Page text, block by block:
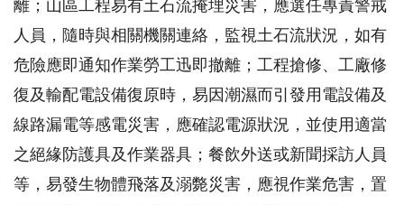
離；山區工程易有土石流掩埋災害，應選任專責警戒
人員，隨時與相關機關連絡，監視土石流狀況，如有
危險應即通知作業勞工迅即撤離；工程搶修、工廠修
復及輸配電設備復原時，易因潮濕而引發用電設備及
線路漏電等感電災害，應確認電源狀況，並使用適當
之絕緣防護具及作業器具；餐飲外送或新聞採訪人員
等，易發生物體飛落及溺斃災害，應視作業危害，置